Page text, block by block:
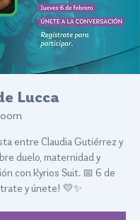
Lucca
entre Claudia Gutiérrez y
duelo, maternidad y
con Kyrios Suit. 📅 6 de
y únete! 💛✨